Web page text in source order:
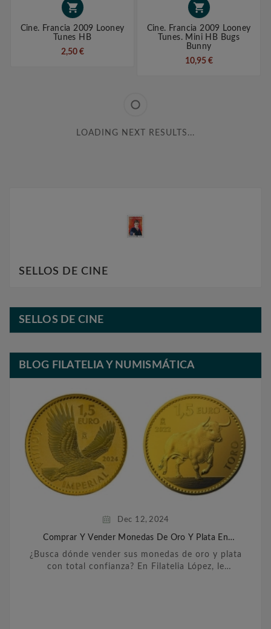

Cine. Francia 2009 Looney
Tunes HB
2,50 €

Cine. Francia 2009 Looney
Tunes. Mini HB Bugs
Bunny
10,95 €
LOADING NEXT RESULTS...
SELLOS DE CINE
SELLOS DE CINE
BLOG FILATELIA Y NUMISMÁTICA
Dec 12, 2024
Comprar Y Vender Monedas De Oro Y Plata En
¿Busca dónde vender sus monedas de oro y plata
con total confianza? En Filatelia López, le